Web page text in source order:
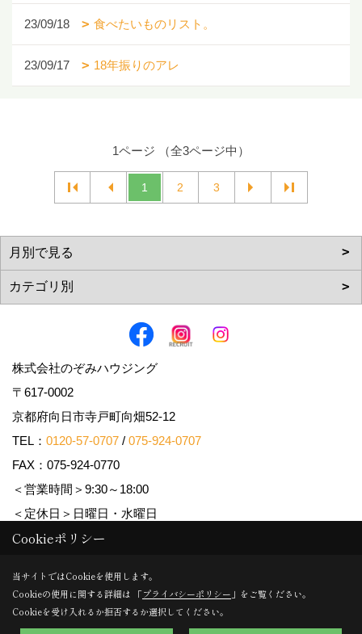
23/09/18 食べたいものリスト。
23/09/17 18年振りのアレ
1ページ （全3ページ中）
1 2 3
株式会社のぞみハウジング
〒617-0002
京都府向日市寺戸町向畑52-12
TEL： 0120-57-0707 / 075-924-0707
FAX：075-924-0770
＜営業時間＞9:30～18:00
＜定休日＞日曜日・水曜日
Copyright (c) Nozomi Housing. All Rights Reserved.
Produced byゴデスクリエイト
Cookieポリシー
当サイトではCookieを使用します。
Cookieの使用に関する詳細は 「プライバシーポリシー 」をご覧ください。
Cookieを受け入れるか拒否するか選択してください。